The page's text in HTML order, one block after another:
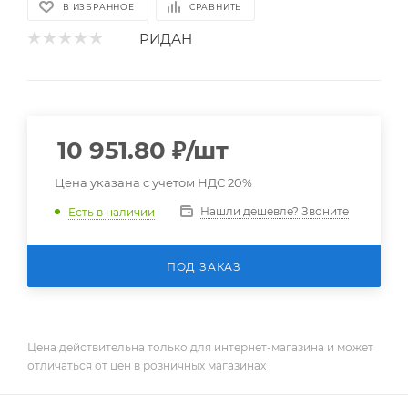
В ИЗБРАННОЕ СРАВНИТЬ
РИДАН
10 951.80 ₽/шт
Цена указана с учетом НДС 20%
Есть в наличии Нашли дешевле? Звоните
ПОД ЗАКАЗ
Цена действительна только для интернет-магазина и может
отличаться от цен в розничных магазинах